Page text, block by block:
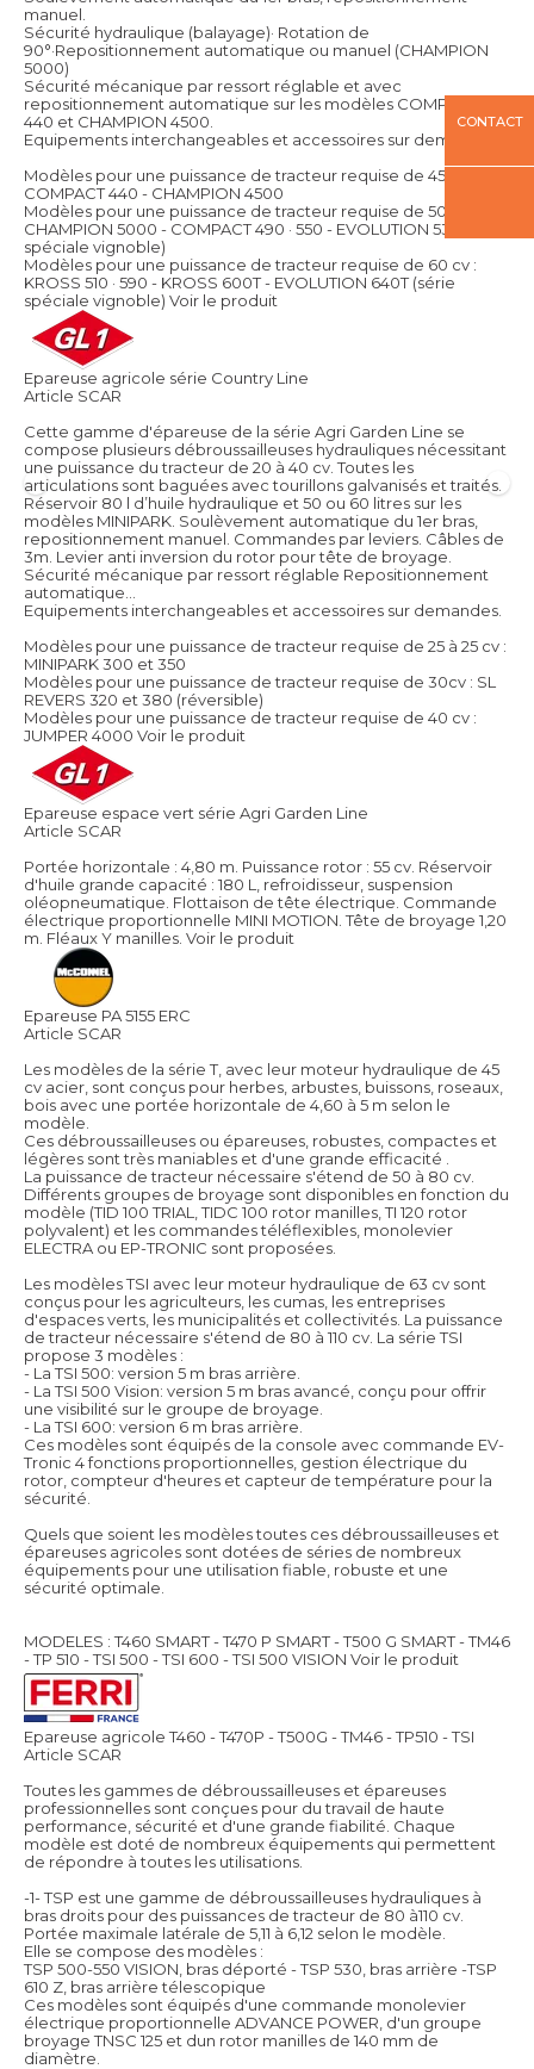
manuel.
Sécurité hydraulique (balayage)· Rotation de
90°·Repositionnement automatique ou manuel (CHAMPION
5000)
Sécurité mécanique par ressort réglable et avec
repositionnement automatique sur les modèles COMPACT
440 et CHAMPION 4500.
Equipements interchangeables et accessoires sur demandes.
Modèles pour une puissance de tracteur requise de 45 cv :
COMPACT 440 - CHAMPION 4500
Modèles pour une puissance de tracteur requise de 50 cv :
CHAMPION 5000 - COMPACT 490 · 550 - EVOLUTION 530 (série
spéciale vignoble)
Modèles pour une puissance de tracteur requise de 60 cv :
KROSS 510 · 590 - KROSS 600T - EVOLUTION 640T (série
spéciale vignoble) Voir le produit
Epareuse agricole série Country Line
Article SCAR
Cette gamme d'épareuse de la série Agri Garden Line se
compose plusieurs débroussailleuses hydrauliques nécessitant
une puissance du tracteur de 20 à 40 cv. Toutes les
articulations sont baguées avec tourillons galvanisés et traités.
Réservoir 80 l d’huile hydraulique et 50 ou 60 litres sur les
modèles MINIPARK. Soulèvement automatique du 1er bras,
repositionnement manuel. Commandes par leviers. Câbles de
3m. Levier anti inversion du rotor pour tête de broyage.
Sécurité mécanique par ressort réglable Repositionnement
automatique…
Equipements interchangeables et accessoires sur demandes.
Modèles pour une puissance de tracteur requise de 25 à 25 cv :
MINIPARK 300 et 350
Modèles pour une puissance de tracteur requise de 30cv : SL
REVERS 320 et 380 (réversible)
Modèles pour une puissance de tracteur requise de 40 cv :
JUMPER 4000 Voir le produit
Epareuse espace vert série Agri Garden Line
Article SCAR
Portée horizontale : 4,80 m. Puissance rotor : 55 cv. Réservoir
d'huile grande capacité : 180 L, refroidisseur, suspension
oléopneumatique. Flottaison de tête électrique. Commande
électrique proportionnelle MINI MOTION. Tête de broyage 1,20
m. Fléaux Y manilles. Voir le produit
Epareuse PA 5155 ERC
Article SCAR
Les modèles de la série T, avec leur moteur hydraulique de 45
cv acier, sont conçus pour herbes, arbustes, buissons, roseaux,
bois avec une portée horizontale de 4,60 à 5 m selon le
modèle.
Ces débroussailleuses ou épareuses, robustes, compactes et
légères sont très maniables et d'une grande efficacité .
La puissance de tracteur nécessaire s'étend de 50 à 80 cv.
Différents groupes de broyage sont disponibles en fonction du
modèle (TID 100 TRIAL, TIDC 100 rotor manilles, TI 120 rotor
polyvalent) et les commandes téléflexibles, monolevier
ELECTRA ou EP-TRONIC sont proposées.
Les modèles TSI avec leur moteur hydraulique de 63 cv sont
conçus pour les agriculteurs, les cumas, les entreprises
d'espaces verts, les municipalités et collectivités. La puissance
de tracteur nécessaire s'étend de 80 à 110 cv. La série TSI
propose 3 modèles :
- La TSI 500: version 5 m bras arrière.
- La TSI 500 Vision: version 5 m bras avancé, conçu pour offrir
une visibilité sur le groupe de broyage.
- La TSI 600: version 6 m bras arrière.
Ces modèles sont équipés de la console avec commande EV-
Tronic 4 fonctions proportionnelles, gestion électrique du
rotor, compteur d'heures et capteur de température pour la
sécurité.
Quels que soient les modèles toutes ces débroussailleuses et
épareuses agricoles sont dotées de séries de nombreux
équipements pour une utilisation fiable, robuste et une
sécurité optimale.
MODELES : T460 SMART - T470 P SMART - T500 G SMART - TM46
- TP 510 - TSI 500 - TSI 600 - TSI 500 VISION Voir le produit
Epareuse agricole T460 - T470P - T500G - TM46 - TP510 - TSI
Article SCAR
Toutes les gammes de débroussailleuses et épareuses
professionnelles sont conçues pour du travail de haute
performance, sécurité et d'une grande fiabilité. Chaque
modèle est doté de nombreux équipements qui permettent
de répondre à toutes les utilisations.
-1- TSP est une gamme de débroussailleuses hydrauliques à
bras droits pour des puissances de tracteur de 80 à110 cv.
Portée maximale latérale de 5,11 à 6,12 selon le modèle.
Elle se compose des modèles :
TSP 500-550 VISION, bras déporté - TSP 530, bras arrière -TSP
610 Z, bras arrière télescopique
Ces modèles sont équipés d'une commande monolevier
électrique proportionnelle ADVANCE POWER, d'un groupe
broyage TNSC 125 et dun rotor manilles de 140 mm de
diamètre.
CONTACT